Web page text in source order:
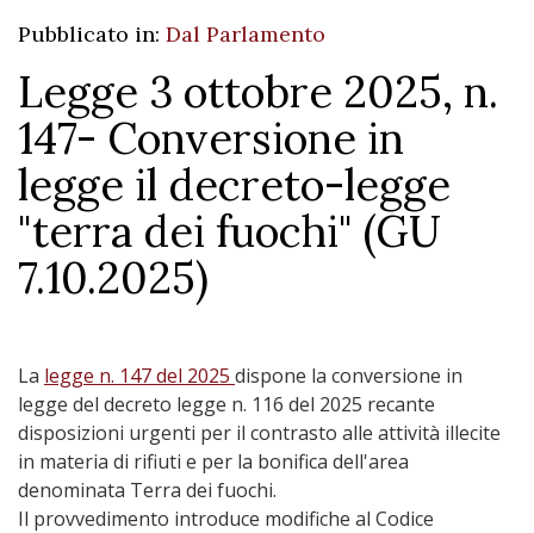
Pubblicato in: Dal Parlamento
Legge 3 ottobre 2025, n.
147- Conversione in
legge il decreto-legge
"terra dei fuochi" (GU
7.10.2025)
La legge n. 147 del 2025 dispone la conversione in
legge del decreto legge n. 116 del 2025 recante
disposizioni urgenti per il contrasto alle attività illecite
in materia di rifiuti e per la bonifica dell'area
denominata Terra dei fuochi.
Il provvedimento introduce modifiche al Codice